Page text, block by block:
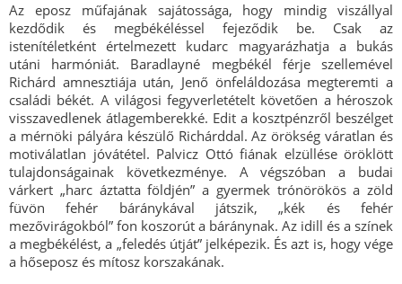
Az eposz műfajának sajátossága, hogy mindig viszállyal
kezdődik és megbékéléssel fejeződik be. Csak az
istenítéletként értelmezett kudarc magyarázhatja a bukás
utáni harmóniát. Baradlayné megbékél férje szellemével
Richárd amnesztiája után, Jenő önfeláldozása megteremti a
családi békét. A világosi fegyverletételt követően a héroszok
visszavedlenek átlagemberekké. Edit a kosztpénzről beszélget
a mérnöki pályára készülő Richárddal. Az örökség váratlan és
motiválatlan jóvátétel. Palvicz Ottó fiának elzüllése öröklött
tulajdonságainak következménye. A végszóban a budai
várkert „harc áztatta földjén” a gyermek trónörökös a zöld
füvön fehér báránykával játszik, „kék és fehér
mezővirágokból” fon koszorút a báránynak. Az idill és a színek
a megbékélést, a „feledés útját” jelképezik. És azt is, hogy vége
a hőseposz és mítosz korszakának.